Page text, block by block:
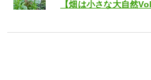
【畑は小さな大自然